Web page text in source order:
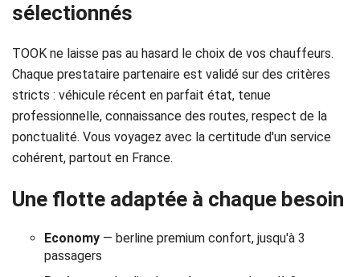
sélectionnés
TOOK ne laisse pas au hasard le choix de vos chauffeurs.
Chaque prestataire partenaire est validé sur des critères
stricts : véhicule récent en parfait état, tenue
professionnelle, connaissance des routes, respect de la
ponctualité. Vous voyagez avec la certitude d'un service
cohérent, partout en France.
Une flotte adaptée à chaque besoin
Economy — berline premium confort, jusqu'à 3
passagers